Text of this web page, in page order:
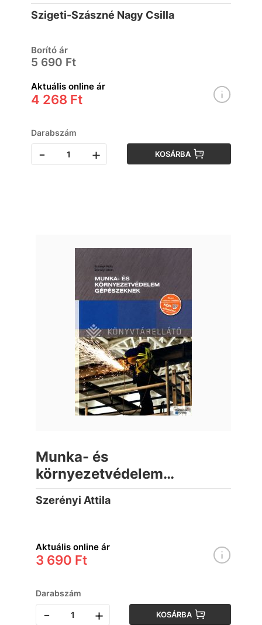
Szigeti-Szászné Nagy Csilla
Borító ár
5 690 Ft
Aktuális online ár
4 268 Ft
Darabszám
- + KOSÁRBA
Munka- és
környezetvédelem
gépészeknek
Szerényi Attila
Aktuális online ár
3 690 Ft
Darabszám
- + KOSÁRBA